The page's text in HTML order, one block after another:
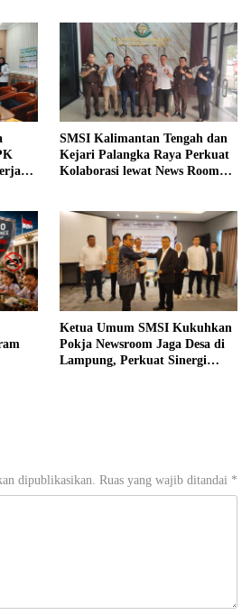
SMSI Kalimantan Tengah dan
Kejari Palangka Raya Perkuat
Kolaborasi lewat News Room
Ketua Umum SMSI Kukuhkan
Pokja Newsroom Jaga Desa di
Lampung, Perkuat Sinergi
dipublikasikan. Ruas yang wajib ditandai *